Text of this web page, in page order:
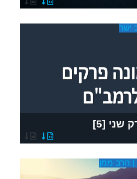
ישר
הרב ממן